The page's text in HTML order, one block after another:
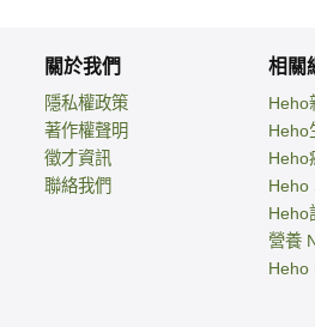
關於我們
隱私權政策
著作權聲明
徵才資訊
聯絡我們
相關
Heho
Heho
Heho
Heho
Heho
營養
Heho